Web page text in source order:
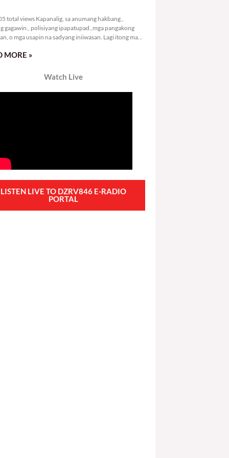
total views Kapanalig, sa anumang hakbang.,
gagawin., polisiyang ipapatupad.,mga pangakong
o mga usapin na sadyang iniiwasan. Lagi itong may
MORE »
Watch Live
LISTEN LIVE TO DZRV846 E-RADIO
PORTAL